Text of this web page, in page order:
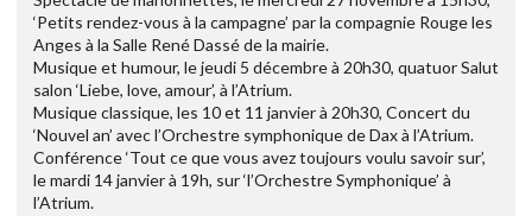
‘Petits rendez-vous à la campagne’ par la compagnie Rouge les
Anges à la Salle René Dassé de la mairie.
Musique et humour, le jeudi 5 décembre à 20h30, quatuor Salut
salon ‘Liebe, love, amour’, à l’Atrium.
Musique classique, les 10 et 11 janvier à 20h30, Concert du
‘Nouvel an’ avec l’Orchestre symphonique de Dax à l’Atrium.
Conférence ‘Tout ce que vous avez toujours voulu savoir sur’,
le mardi 14 janvier à 19h, sur ‘l’Orchestre Symphonique’ à
l’Atrium.